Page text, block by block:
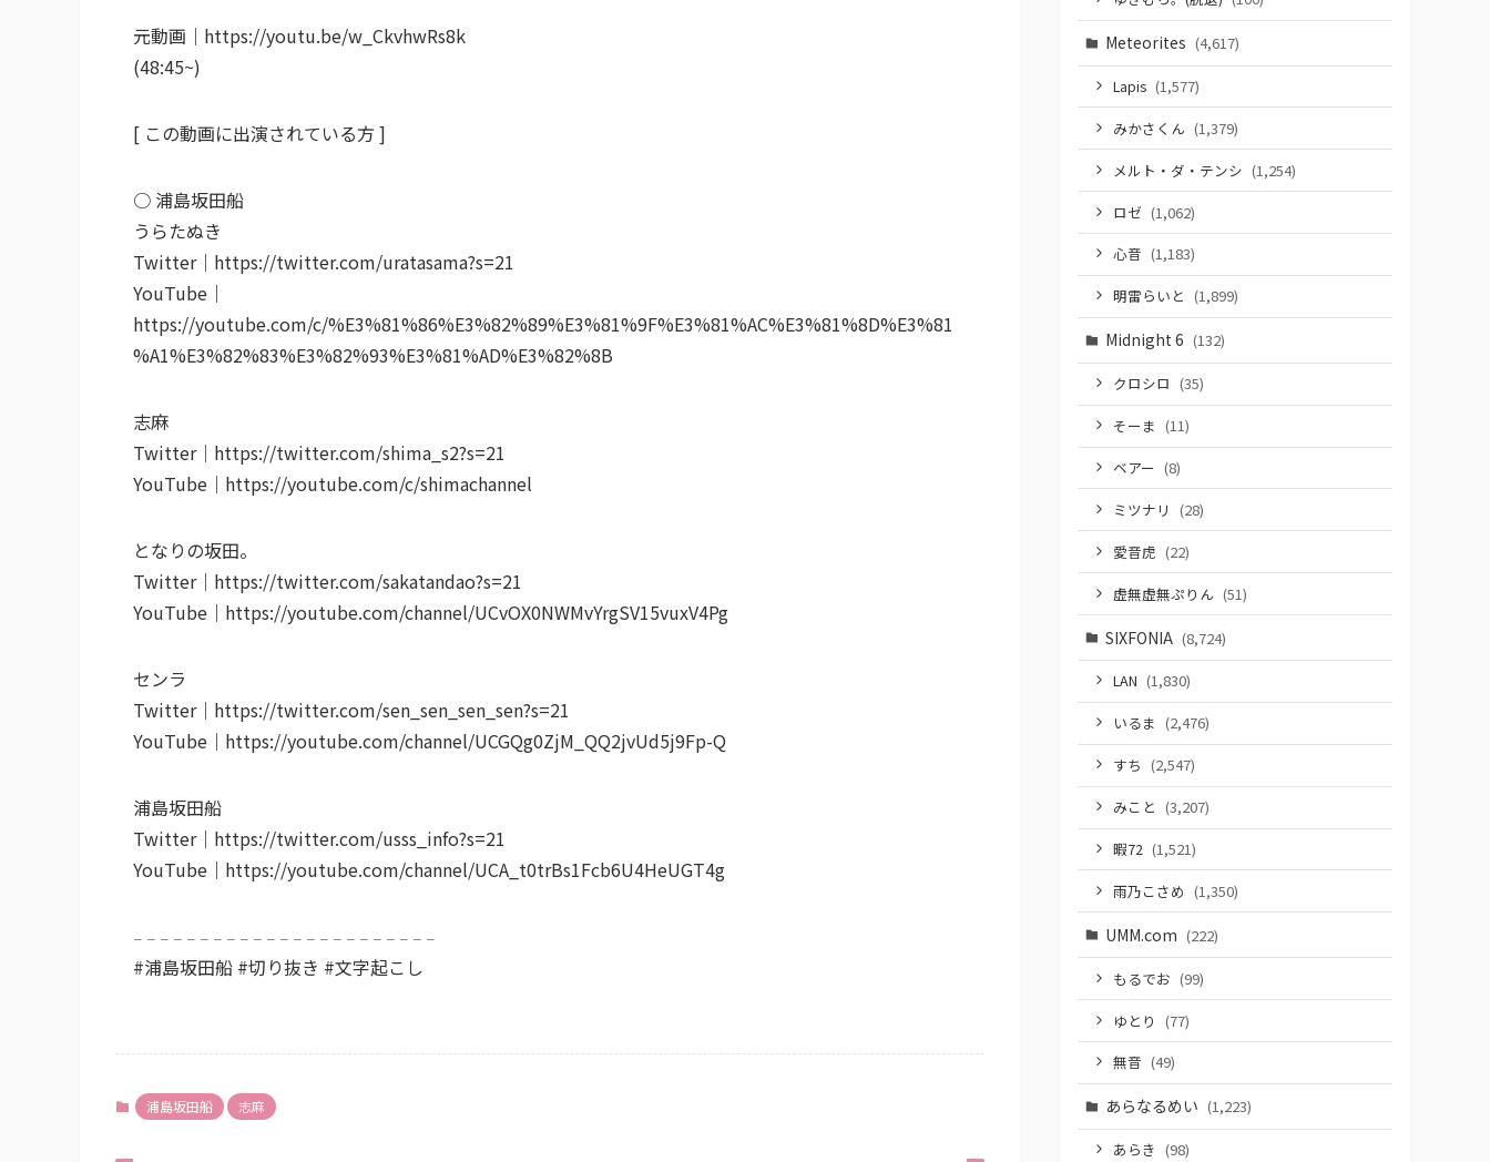
元動画｜https://youtu.be/w_CkvhwRs8k
(48:45~)
[ この動画に出演されている方 ]
○ 浦島坂田船
うらたぬき
Twitter｜https://twitter.com/uratasama?s=21
YouTube｜
https://youtube.com/c/%E3%81%86%E3%82%89%E3%81%9F%E3%81%AC%E3%81%8D%E3%81
%A1%E3%82%83%E3%82%93%E3%81%AD%E3%82%8B
志麻
Twitter｜https://twitter.com/shima_s2?s=21
YouTube｜https://youtube.com/c/shimachannel
となりの坂田。
Twitter｜https://twitter.com/sakatandao?s=21
YouTube｜https://youtube.com/channel/UCvOX0NWMvYrgSV15vuxV4Pg
センラ
Twitter｜https://twitter.com/sen_sen_sen_sen?s=21
YouTube｜https://youtube.com/channel/UCGQg0ZjM_QQ2jvUd5j9Fp-Q
浦島坂田船
Twitter｜https://twitter.com/usss_info?s=21
YouTube｜https://youtube.com/channel/UCA_t0trBs1Fcb6U4HeUGT4g
𓐄 𓐄 𓐄 𓐄 𓐄 𓐄 𓐄 𓐄 𓐄 𓐄 𓐄 𓐄 𓐄 𓐄 𓐄 𓐄 𓐄 𓐄 𓐄 𓐄 𓐄 𓐄 𓐄
#浦島坂田船 #切り抜き #文字起こし
浦島坂田船 志麻
Meteorites (4,617)
Lapis (1,577)
みかさくん (1,379)
メルト・ダ・テンシ (1,254)
ロゼ (1,062)
心音 (1,183)
明雷らいと (1,899)
Midnight 6 (132)
クロシロ (35)
そーま (11)
ベアー (8)
ミツナリ (28)
愛音虎 (22)
虚無虚無ぷりん (51)
SIXFONIA (8,724)
LAN (1,830)
いるま (2,476)
すち (2,547)
みこと (3,207)
暇72 (1,521)
雨乃こさめ (1,350)
UMM.com (222)
もるでお (99)
ゆとり (77)
無音 (49)
あらなるめい (1,223)
あらき (98)